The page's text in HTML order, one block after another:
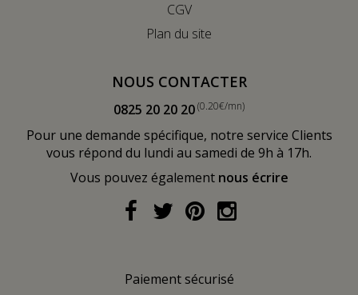
CGV
Plan du site
NOUS CONTACTER
0825 20 20 20(0.20€/mn)
Pour une demande spécifique, notre service Clients
vous répond du lundi au samedi de 9h à 17h.
Vous pouvez également nous écrire
Paiement sécurisé